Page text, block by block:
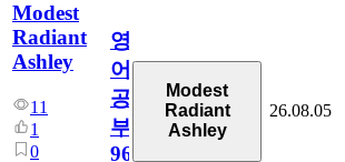
Modest
Radiant
Ashley
11
1
0
영
어
공
부
96
Modest
Radiant
Ashley
26.08.05